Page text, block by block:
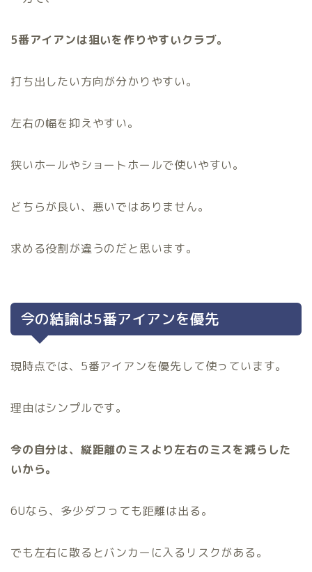
5番アイアンは狙いを作りやすいクラブ。
打ち出したい方向が分かりやすい。
左右の幅を抑えやすい。
狭いホールやショートホールで使いやすい。
どちらが良い、悪いではありません。
求める役割が違うのだと思います。
今の結論は5番アイアンを優先
現時点では、5番アイアンを優先して使っています。
理由はシンプルです。
今の自分は、縦距離のミスより左右のミスを減らした
いから。
6Uなら、多少ダフっても距離は出る。
でも左右に散るとバンカーに入るリスクがある。